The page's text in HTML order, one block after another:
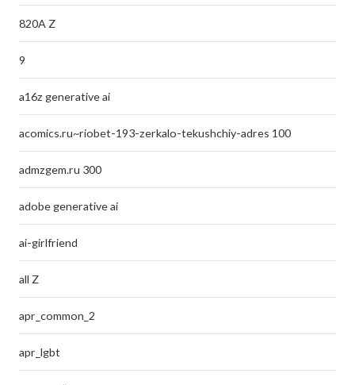
820A Z
9
a16z generative ai
acomics.ru~riobet-193-zerkalo-tekushchiy-adres 100
admzgem.ru 300
adobe generative ai
ai-girlfriend
all Z
apr_common_2
apr_lgbt